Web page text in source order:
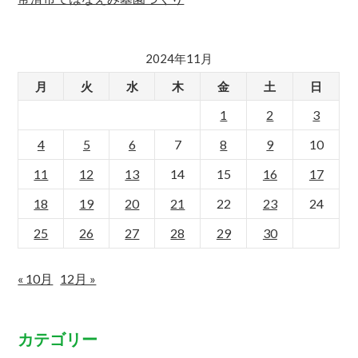
2024年11月
月
火 水 木 金 土 日
1 2
3
4
5 6 7 8 9
10
11
12 13 14 15 16
17
18
19 20 21 22 23
24
25
26 27 28 29 30
« 10月 12月 »
カテゴリー